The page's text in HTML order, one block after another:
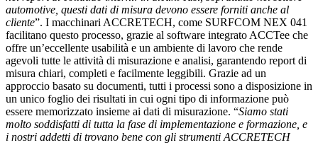
automotive, questi dati di misura devono essere forniti anche al
cliente”. I macchinari ACCRETECH, come SURFCOM NEX 041
facilitano questo processo, grazie al software integrato ACCTee che
offre un’eccellente usabilità e un ambiente di lavoro che rende
agevoli tutte le attività di misurazione e analisi, garantendo report di
misura chiari, completi e facilmente leggibili. Grazie ad un
approccio basato su documenti, tutti i processi sono a disposizione in
un unico foglio dei risultati in cui ogni tipo di informazione può
essere memorizzato insieme ai dati di misurazione. “Siamo stati
molto soddisfatti di tutta la fase di implementazione e formazione, e
i nostri addetti di trovano bene con gli strumenti ACCRETECH